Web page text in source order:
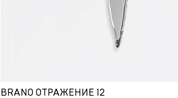
BRANO ОТРАЖЕНИЕ 12